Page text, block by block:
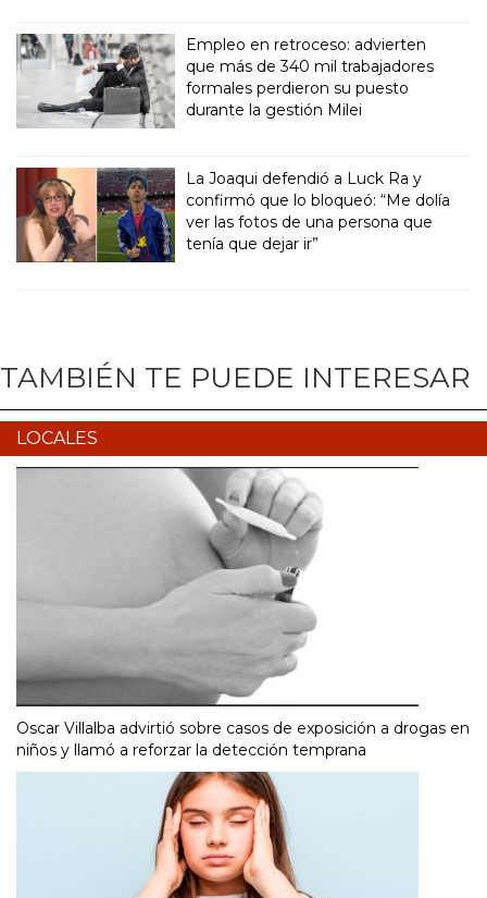
Empleo en retroceso: advierten
que más de 340 mil trabajadores
formales perdieron su puesto
durante la gestión Milei
La Joaqui defendió a Luck Ra y
confirmó que lo bloqueó: “Me dolía
ver las fotos de una persona que
tenía que dejar ir”
TAMBIÉN TE PUEDE INTERESAR
LOCALES
Oscar Villalba advirtió sobre casos de exposición a drogas en
niños y llamó a reforzar la detección temprana